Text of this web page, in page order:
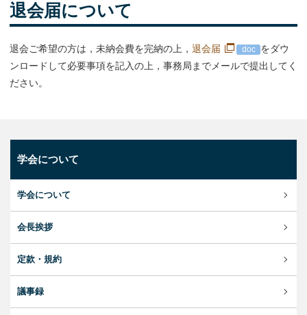
退会届について
退会ご希望の方は，未納会費を完納の上， 退会届
をダウ
ンロードして必要事項を記入の上，事務局までメールで提出してく
ださい。
学会について
学会について
会長挨拶
定款・規約
議事録